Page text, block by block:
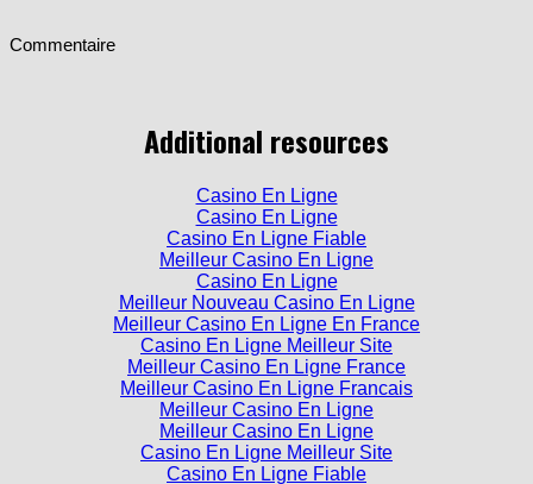
Commentaire
Additional resources
Casino En Ligne
Casino En Ligne
Casino En Ligne Fiable
Meilleur Casino En Ligne
Casino En Ligne
Meilleur Nouveau Casino En Ligne
Meilleur Casino En Ligne En France
Casino En Ligne Meilleur Site
Meilleur Casino En Ligne France
Meilleur Casino En Ligne Francais
Meilleur Casino En Ligne
Meilleur Casino En Ligne
Casino En Ligne Meilleur Site
Casino En Ligne Fiable